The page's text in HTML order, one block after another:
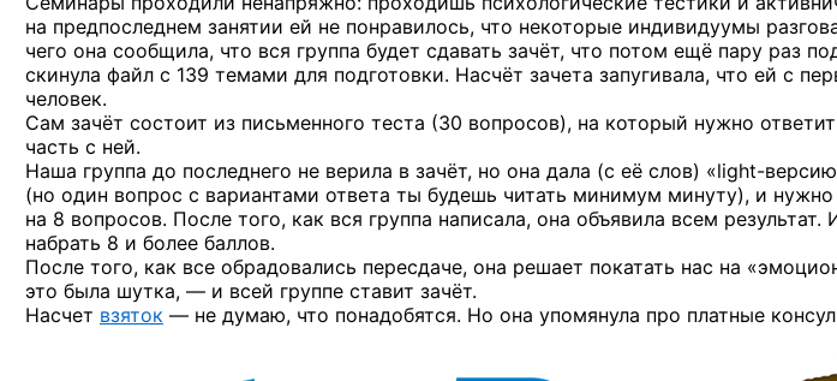
на предпоследнем занятии ей не понравилось, что некоторые индивидуумы
чего она сообщила, что вся группа будет сдавать зачёт, что потом ещё пару раз
скинула файл с 139 темами для подготовки. Насчёт зачета запугивала, что ей с
человек.
Сам зачёт состоит из письменного теста (30 вопросов), на который нужно
часть с ней.
Наша группа до последнего не верила в зачёт, но она дала (с её слов) «light-
(но один вопрос с вариантами ответа ты будешь читать минимум минуту), и
на 8 вопросов. После того, как вся группа написала, она объявила всем
набрать 8 и более баллов.
После того, как все обрадовались пересдаче, она решает покатать нас на
это была шутка, — и всей группе ставит зачёт.
Насчет взяток — не думаю, что понадобятся. Но она упомянула про платные